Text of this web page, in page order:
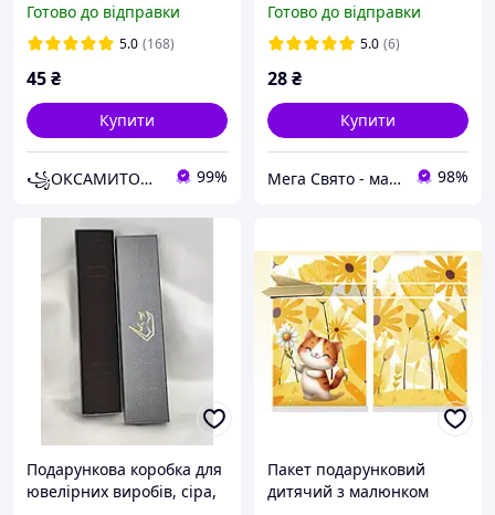
Готово до відправки
5.0 (168)
45₴
Купити
꧁ОКСАМИТОВА СКРИНЬКА ꧂ 99%
подарунковий пакет,
святкова упаковка
Готово до відправки
5.0 (6)
28₴
Купити
Мега Свято - магазин аксесуарів для свята та все для оформлення повітряними кульками ГУРТ (ОПТ). 98%
Подарункова коробка для
ювелірних виробів, сіра,
Пакет подарунковий
дитячий з малюнком